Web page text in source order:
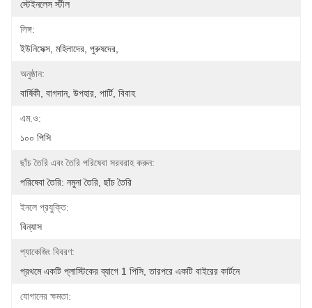
স্টেইনলেস স্টীল
লিঙ্গ:
ইউনিসেক্স, মহিলাদের, পুরুষদের,
অনুষ্ঠান:
বার্ষিকী, বাগদান, উপহার, পার্টি, বিবাহ
এম.ও:
১০০ পিসি
ছাঁচ তৈরি এবং তৈরি পরিষেবা সরবরাহ করুন:
পরিষেবা তৈরি: নমুনা তৈরি, ছাঁচ তৈরি
ইনলে প্রযুক্তি:
বিন্যাস
প্যাকেজিং বিবরণ:
প্রথমে একটি প্লাস্টিকের ব্যাগে 1 পিসি, তারপরে একটি বাইরের কার্টনে
যোগানের ক্ষমতা: